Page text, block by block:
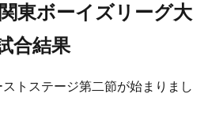
東ボーイズリーグ大
合結果
トステージ第二節が始まりまし